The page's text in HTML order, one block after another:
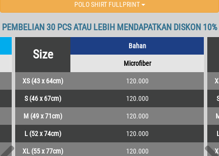
POLO SHIRT FULLPRINT
PEMBELIAN 30 PCS ATAU LEBIH MENDAPATKAN DISKON 10%
Size
Bahan
Microfiber
XS (43 x 64cm) 120.000
S (46 x 67cm) 120.000
M (49 x 71cm) 120.000
L (52 x 74cm) 120.000
XL (55 x 77cm) 120.000